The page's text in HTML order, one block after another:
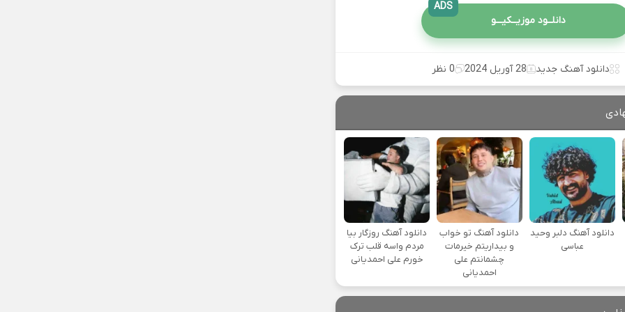
دانلــود موزیــکیـــو
ADS
دانلود آهنگ جدید 28 آوریل 2024 0 نظر
دانلود آهنگ دلبر وحید
عباسی
دانلود آهنگ تو خواب
و بیداریتم خیرمات
چشمانتم علی
احمدیانی
دانلود آهنگ روزگار بیا
مردم واسه قلب ترک
خورم علی احمدیانی